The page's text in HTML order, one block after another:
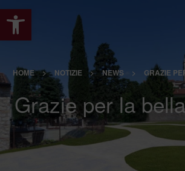
Apri la barra degli strumenti
HOME > NOTIZIE > NEWS > GRAZIE
Grazie per la